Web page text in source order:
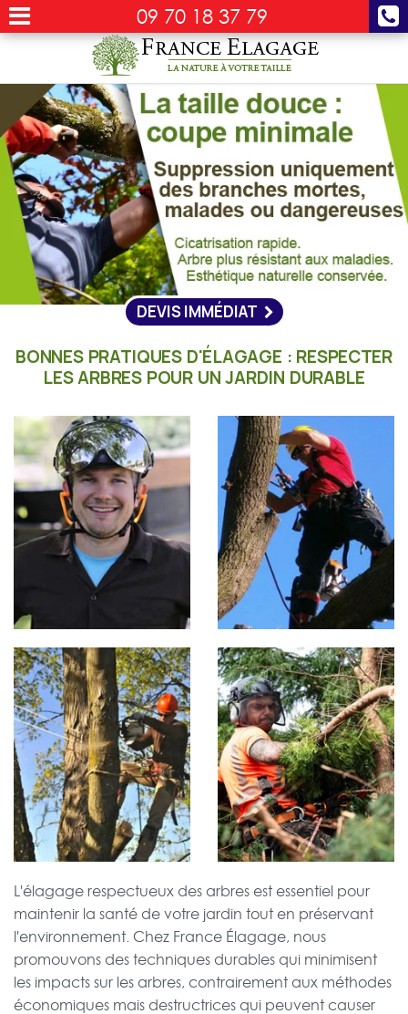
09 70 18 37 79
DEVIS IMMÉDIAT
BONNES PRATIQUES D'ÉLAGAGE : RESPECTER
LES ARBRES POUR UN JARDIN DURABLE
L'élagage respectueux des arbres est essentiel pour
maintenir la santé de votre jardin tout en préservant
l'environnement. Chez France Élagage, nous
promouvons des techniques durables qui minimisent
les impacts sur les arbres, contrairement aux méthodes
économiques mais destructrices qui peuvent causer